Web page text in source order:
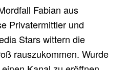
Fabian aus
Privatermittler und
Stars wittern die
rauszukommen. Wurde